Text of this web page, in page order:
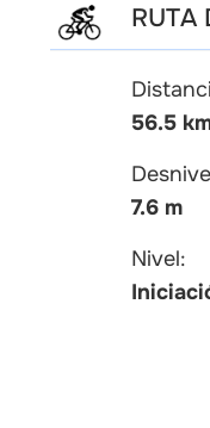
RUTA
56.5
7.6 m
Nivel: